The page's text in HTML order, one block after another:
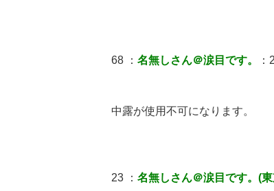
68 ： 名無しさん＠涙目です。
中露が使用不可になります。
23 ： 名無しさん＠涙目です。(